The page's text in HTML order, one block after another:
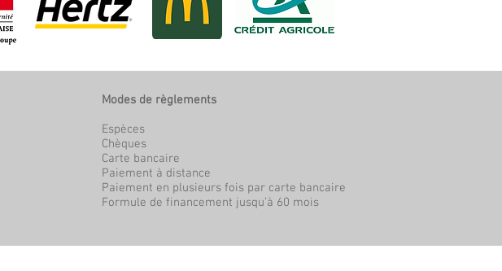
Modes de règlements
Espèces
Chèques
Carte bancaire
Paiement à distance
Paiement en plusieurs fois par carte bancaire
Formule de financement jusqu’à 60 mois